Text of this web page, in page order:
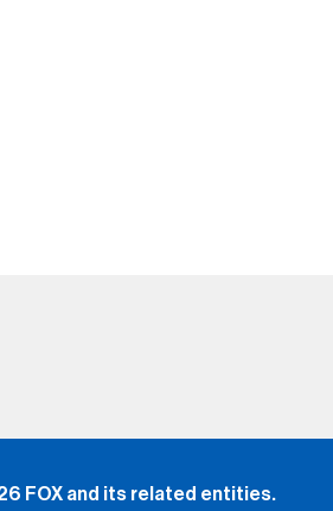
FOX and its related entities.